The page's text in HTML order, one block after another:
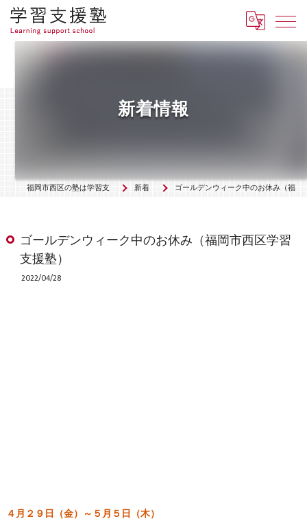
新着情報
福岡市西区の塾は学習支援塾「羅針盤」 新着情報 ゴールデンウィーク中のお休み（福岡市西区学習支援塾）
ゴールデンウィーク中のお休み（福岡市西区学習
支援塾）
2022/04/28
４月２９日（金）～５月５日（木）